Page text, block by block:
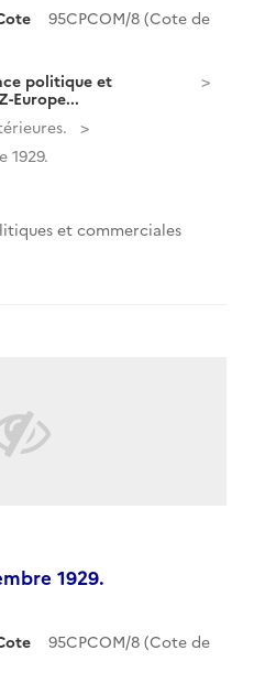
95CPCOM/8 (Cote de
politique et
Europe...
1929.
et commerciales
1929.
95CPCOM/8 (Cote de